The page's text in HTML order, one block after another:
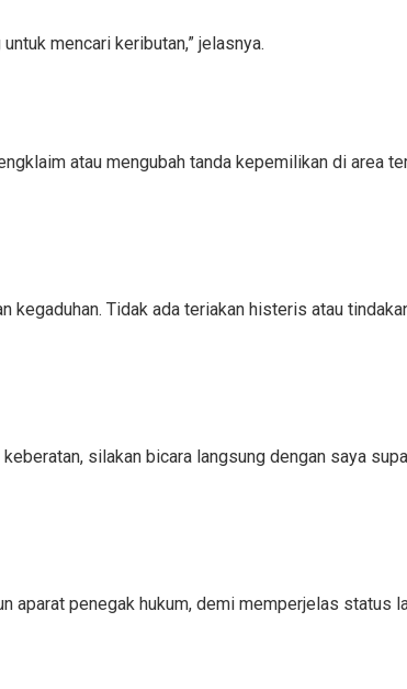
mencari keributan,” jelasnya.
atau mengubah tanda kepemilikan di area
Tidak ada teriakan histeris atau
silakan bicara langsung dengan saya
penegak hukum, demi memperjelas status